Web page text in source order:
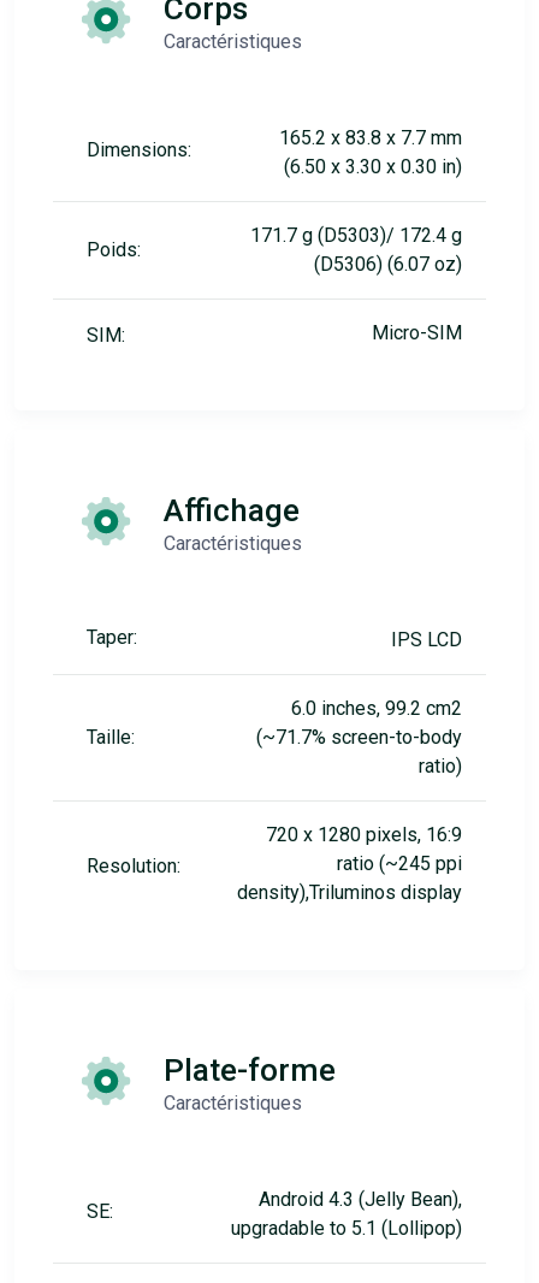
Corps
Caractéristiques
Dimensions:
165.2 x 83.8 x 7.7 mm
(6.50 x 3.30 x 0.30 in)
Poids:
171.7 g (D5303)/ 172.4 g
(D5306) (6.07 oz)
SIM: Micro-SIM
Affichage
Caractéristiques
Taper: IPS LCD
Taille:
6.0 inches, 99.2 cm2
(~71.7% screen-to-body
ratio)
Resolution:
720 x 1280 pixels, 16:9
ratio (~245 ppi
density),Triluminos display
Plate-forme
Caractéristiques
SE:
Android 4.3 (Jelly Bean),
upgradable to 5.1 (Lollipop)